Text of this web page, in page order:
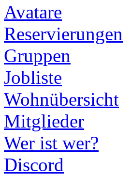
Avatare
Reservierungen
Gruppen
Jobliste
Wohnübersicht
Mitglieder
Wer ist wer?
Discord